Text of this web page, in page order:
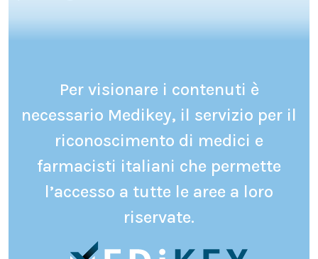
Per visionare i contenuti è
necessario Medikey, il servizio per il
riconoscimento di medici e
farmacisti italiani che permette
l’accesso a tutte le aree a loro
riservate.